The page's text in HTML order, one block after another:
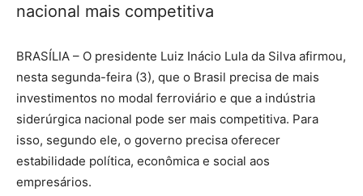
nacional mais competitiva
BRASÍLIA – O presidente Luiz Inácio Lula da Silva afirmou,
nesta segunda-feira (3), que o Brasil precisa de mais
investimentos no modal ferroviário e que a indústria
siderúrgica nacional pode ser mais competitiva. Para
isso, segundo ele, o governo precisa oferecer
estabilidade política, econômica e social aos
empresários.